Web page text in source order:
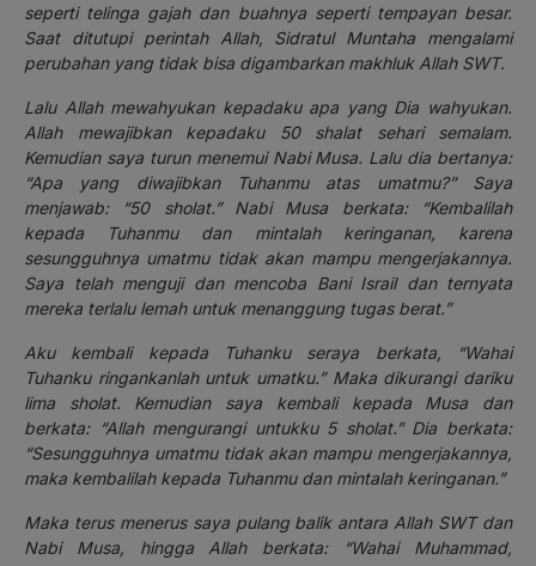
seperti telinga gajah dan buahnya seperti tempayan besar.
Saat ditutupi perintah Allah, Sidratul Muntaha mengalami
perubahan yang tidak bisa digambarkan makhluk Allah SWT.
Lalu Allah mewahyukan kepadaku apa yang Dia wahyukan.
Allah mewajibkan kepadaku 50 shalat sehari semalam.
Kemudian saya turun menemui Nabi Musa. Lalu dia bertanya:
“Apa yang diwajibkan Tuhanmu atas umatmu?” Saya
menjawab: “50 sholat.” Nabi Musa berkata: “Kembalilah
kepada Tuhanmu dan mintalah keringanan, karena
sesungguhnya umatmu tidak akan mampu mengerjakannya.
Saya telah menguji dan mencoba Bani Israil dan ternyata
mereka terlalu lemah untuk menanggung tugas berat.”
Aku kembali kepada Tuhanku seraya berkata, “Wahai
Tuhanku ringankanlah untuk umatku.” Maka dikurangi dariku
lima sholat. Kemudian saya kembali kepada Musa dan
berkata: “Allah mengurangi untukku 5 sholat.” Dia berkata:
“Sesungguhnya umatmu tidak akan mampu mengerjakannya,
maka kembalilah kepada Tuhanmu dan mintalah keringanan.”
Maka terus menerus saya pulang balik antara Allah SWT dan
Nabi Musa, hingga Allah berkata: “Wahai Muhammad,